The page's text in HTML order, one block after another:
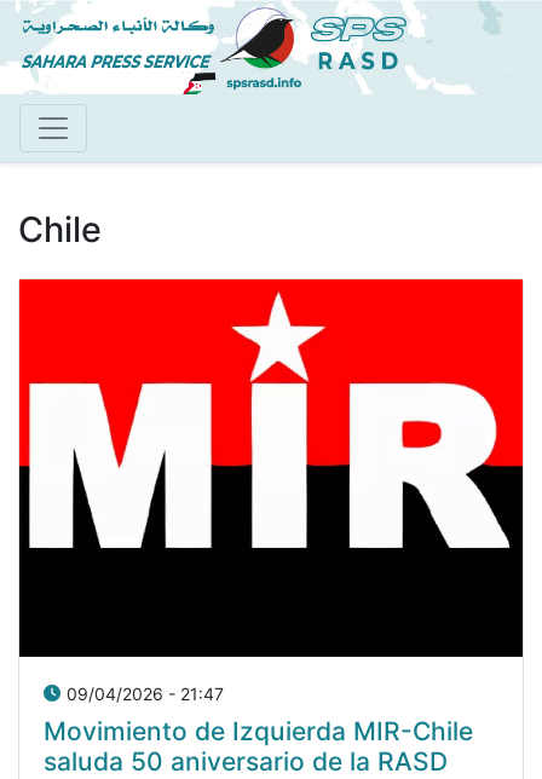
Pasar
al
contenido
Chile
09/04/2026 - 21:47
Movimiento de Izquierda MIR-Chile
saluda 50 aniversario de la RASD